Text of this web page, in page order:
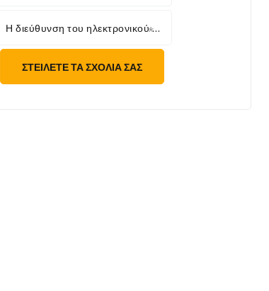
Η διεύθυνση του ηλεκτρονικού σου ταχυδρομείου
ΣΤΕΊΛΕΤΕ ΤΑ ΣΧΌΛΙΆ ΣΑΣ